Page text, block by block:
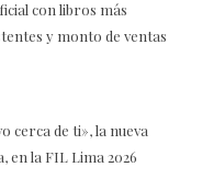
con libros más
y monto de ventas
cerca de ti», la nueva
en la FIL Lima 2026